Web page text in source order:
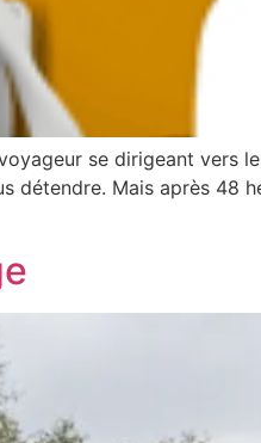
se dirigeant vers
Mais après 48